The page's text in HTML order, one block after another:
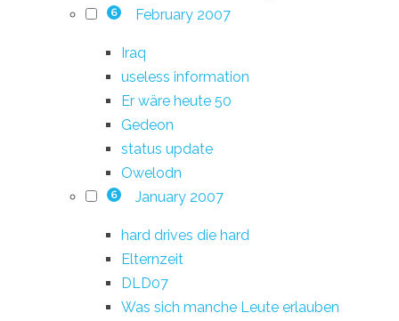
6 February 2007
Iraq
useless information
Er wäre heute 50
Gedeon
status update
Owelodn
6 January 2007
hard drives die hard
Elternzeit
DLD07
Was sich manche Leute erlauben